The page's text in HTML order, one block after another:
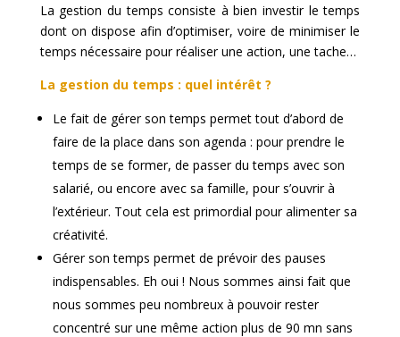
La gestion du temps consiste à bien investir le temps
dont on dispose afin d’optimiser, voire de minimiser le
temps nécessaire pour réaliser une action, une tache…
La gestion du temps : quel intérêt ?
Le fait de gérer son temps permet tout d’abord de
faire de la place dans son agenda : pour prendre le
temps de se former, de passer du temps avec son
salarié, ou encore avec sa famille, pour s’ouvrir à
l’extérieur. Tout cela est primordial pour alimenter sa
créativité.
Gérer son temps permet de prévoir des pauses
indispensables. Eh oui ! Nous sommes ainsi fait que
nous sommes peu nombreux à pouvoir rester
concentré sur une même action plus de 90 mn sans